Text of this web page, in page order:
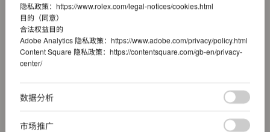
隐私政策： https://www.rolex.com/legal-notices/cookies.html
目的（同意）
合法权益目的
Adobe Analytics 隐私政策： https://www.adobe.com/privacy/policy.html
Content Square 隐私政策： https://contentsquare.com/gb-en/privacy-
center/
数据分析
市场推广